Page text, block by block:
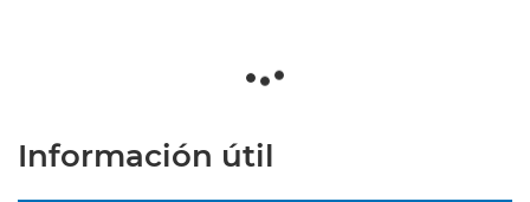
Información útil